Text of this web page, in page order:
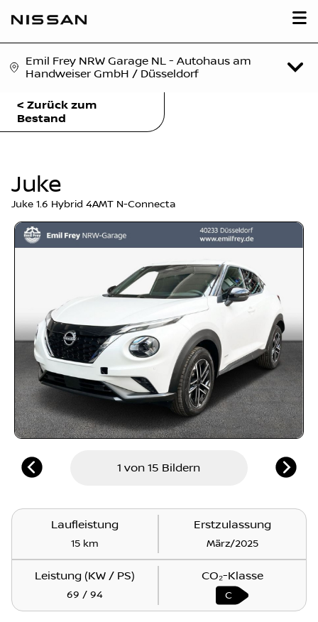
Emil Frey NRW Garage NL - Autohaus am
Handweiser GmbH / Düsseldorf
< Zurück zum
Bestand
Juke
Juke 1.6 Hybrid 4AMT N-Connecta
1 von 15 Bildern
Laufleistung
15 km
Erstzulassung
März/2025
Leistung (KW / PS)
69 / 94
CO₂-Klasse
C